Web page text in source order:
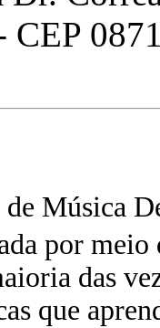
CEP
Música
por meio
das
que